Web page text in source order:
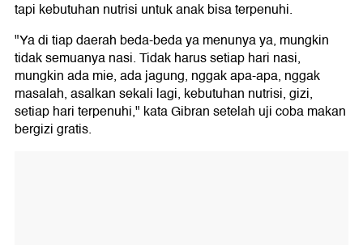
tapi kebutuhan nutrisi untuk anak bisa terpenuhi.
"Ya di tiap daerah beda-beda ya menunya ya, mungkin
tidak semuanya nasi. Tidak harus setiap hari nasi,
mungkin ada mie, ada jagung, nggak apa-apa, nggak
masalah, asalkan sekali lagi, kebutuhan nutrisi, gizi,
setiap hari terpenuhi," kata Gibran setelah uji coba makan
bergizi gratis.